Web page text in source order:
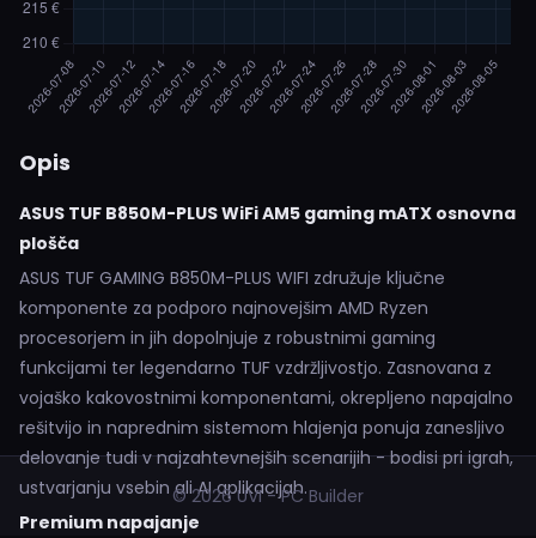
Opis
ASUS TUF B850M-PLUS WiFi AM5 gaming mATX osnovna
plošča
ASUS TUF GAMING B850M-PLUS WIFI združuje ključne
komponente za podporo najnovejšim AMD Ryzen
procesorjem in jih dopolnjuje z robustnimi gaming
funkcijami ter legendarno TUF vzdržljivostjo. Zasnovana z
vojaško kakovostnimi komponentami, okrepljeno napajalno
rešitvijo in naprednim sistemom hlajenja ponuja zanesljivo
delovanje tudi v najzahtevnejših scenarijih - bodisi pri igrah,
ustvarjanju vsebin ali AI aplikacijah.
Premium napajanje
© 2026 UVI - PC Builder